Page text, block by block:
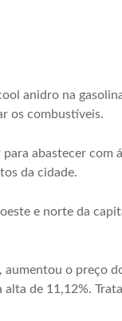
anidro na
os combustíveis.
abastecer
da cidade.
e norte da
o preço
de 11,12%.